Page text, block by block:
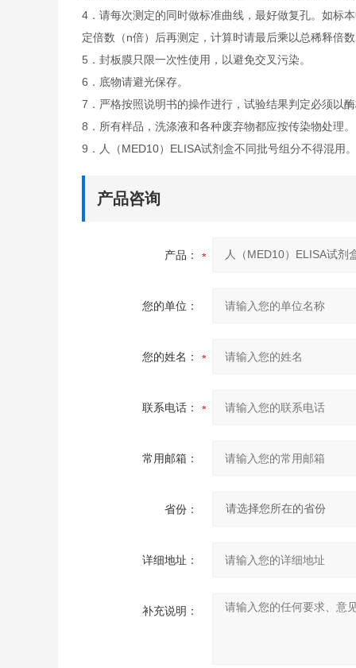
4．请每次测定的同时做标准曲线，最好做复孔。如标
定倍数（n倍）后再测定，计算时请最后乘以总稀释倍
5．封板膜只限一次性使用，以避免交叉污染。
6．底物请避光保存。
7．严格按照说明书的操作进行，试验结果判定必须以
8．所有样品，洗涤液和各种废弃物都应按传染物处理。
9．人（MED10）ELISA试剂盒不同批号组分不得混用。
产品咨询
产品：
您的单位：
您的姓名：
联系电话：
常用邮箱：
省份：
详细地址：
补充说明：